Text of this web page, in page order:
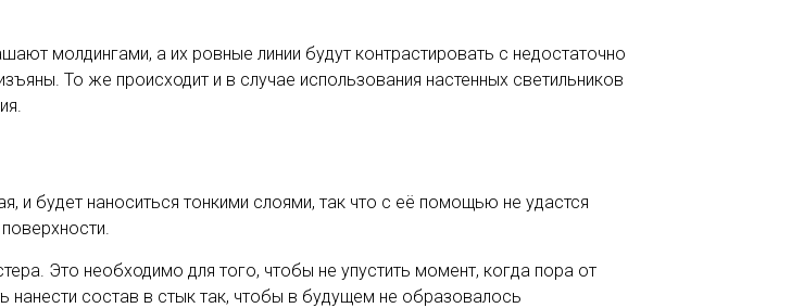
молдингами, а их ровные линии будут контрастировать с недостаточно
То же происходит и в случае использования настенных светильников
и будет наноситься тонкими слоями, так что с её помощью не удастся
Это необходимо для того, чтобы не упустить момент, когда пора от
нанести состав в стык так, чтобы в будущем не образовалось